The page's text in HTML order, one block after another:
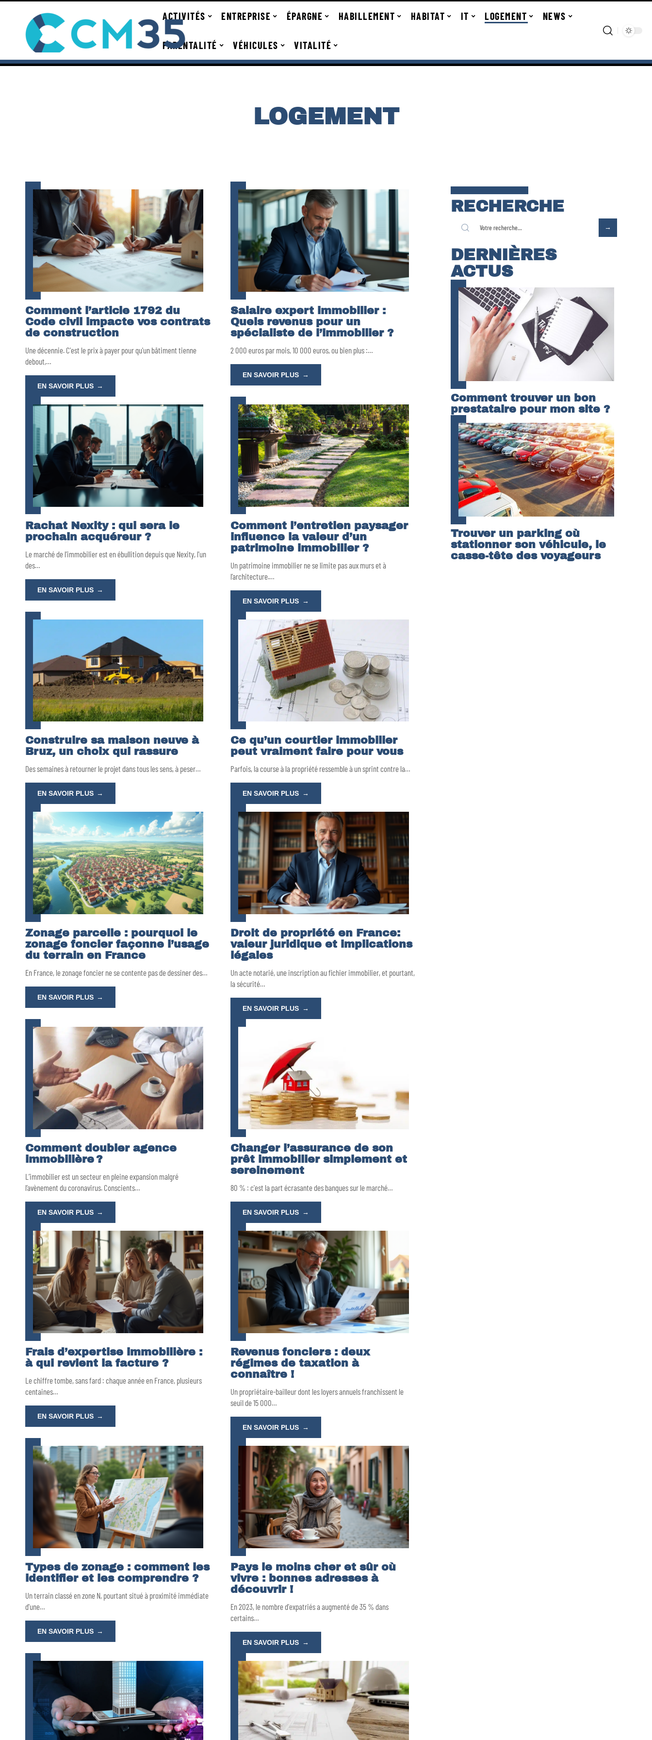
ACTIVITÉS ENTREPRISE ÉPARGNE HABILLEMENT HABITAT IT LOGEMENT NEWS
PARENTALITÉ VÉHICULES VITALITÉ
LOGEMENT
Comment l’article 1792 du
Code civil impacte vos contrats
de construction
Une décennie. C'est le prix à payer pour qu'un bâtiment tienne
debout,…
EN SAVOIR PLUS
Salaire expert immobilier :
Quels revenus pour un
spécialiste de l’immobilier ?
2 000 euros par mois, 10 000 euros, ou bien plus :…
EN SAVOIR PLUS
Rachat Nexity : qui sera le
prochain acquéreur ?
Le marché de l'immobilier est en ébullition depuis que Nexity, l'un
des…
EN SAVOIR PLUS
Comment l’entretien paysager
influence la valeur d’un
patrimoine immobilier ?
Un patrimoine immobilier ne se limite pas aux murs et à
l’architecture.…
EN SAVOIR PLUS
Construire sa maison neuve à
Bruz, un choix qui rassure
Des semaines à retourner le projet dans tous les sens, à peser…
EN SAVOIR PLUS
Ce qu’un courtier immobilier
peut vraiment faire pour vous
Parfois, la course à la propriété ressemble à un sprint contre la…
EN SAVOIR PLUS
Zonage parcelle : pourquoi le
zonage foncier façonne l’usage
du terrain en France
En France, le zonage foncier ne se contente pas de dessiner des…
EN SAVOIR PLUS
Droit de propriété en France:
valeur juridique et implications
légales
Un acte notarié, une inscription au fichier immobilier, et pourtant,
la sécurité…
EN SAVOIR PLUS
Comment doubler agence
immobilière ?
L’immobilier est un secteur en pleine expansion malgré
l’avènement du coronavirus. Conscients…
EN SAVOIR PLUS
Changer l’assurance de son
prêt immobilier simplement et
sereinement
80 % : c'est la part écrasante des banques sur le marché…
EN SAVOIR PLUS
Frais d’expertise immobilière :
à qui revient la facture ?
Le chiffre tombe, sans fard : chaque année en France, plusieurs
centaines…
EN SAVOIR PLUS
Revenus fonciers : deux
régimes de taxation à
connaître !
Un propriétaire-bailleur dont les loyers annuels franchissent le
seuil de 15 000…
EN SAVOIR PLUS
Types de zonage : comment les
identifier et les comprendre ?
Un terrain classé en zone N, pourtant situé à proximité immédiate
d'une…
EN SAVOIR PLUS
Pays le moins cher et sûr où
vivre : bonnes adresses à
découvrir !
En 2023, le nombre d'expatriés a augmenté de 35 % dans
certains…
EN SAVOIR PLUS
RECHERCHE
DERNIÈRES
ACTUS
Comment trouver un bon
prestataire pour mon site ?
Trouver un parking où
stationner son véhicule, le
casse-tête des voyageurs